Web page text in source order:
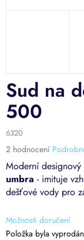
Možnosti doručení
Položka byla
Moderní designový
umbra - imituje
dešťové vody pro
Sud na
500
6320
Průměrné
hodnocení
produktu
je
5,0
5
hvězdiček.
2 hodnocení